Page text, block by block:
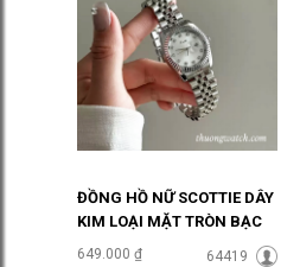
ĐỒNG HỒ NỮ SCOTTIE DÂY
KIM LOẠI MẶT TRÒN BẠC
SANG CHẢNH ĐHĐ46905
649.000 ₫ 64419